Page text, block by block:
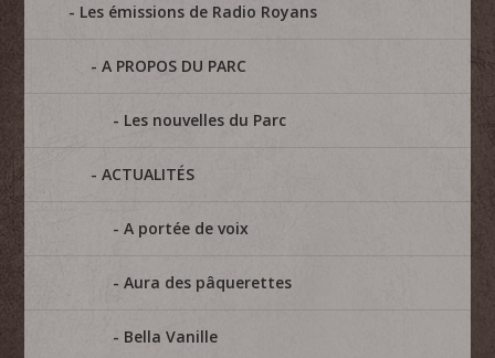
Les émissions de Radio Royans
A PROPOS DU PARC
Les nouvelles du Parc
ACTUALITÉS
A portée de voix
Aura des pâquerettes
Bella Vanille